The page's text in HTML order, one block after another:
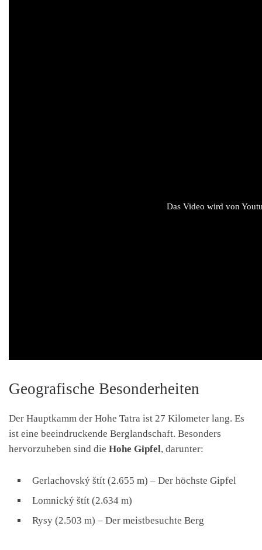
Das Video wird von
Geografische Besonderheiten
Der Hauptkamm der Hohe Tatra ist 27 Kilometer lang. Es
ist eine beeindruckende Berglandschaft. Besonders
hervorzuheben sind die Hohe Gipfel, darunter:
Gerlachovský štít (2.655 m) – Der höchste Gipfel
Lomnický štít (2.634 m)
Rysy (2.503 m) – Der meistbesuchte Berg